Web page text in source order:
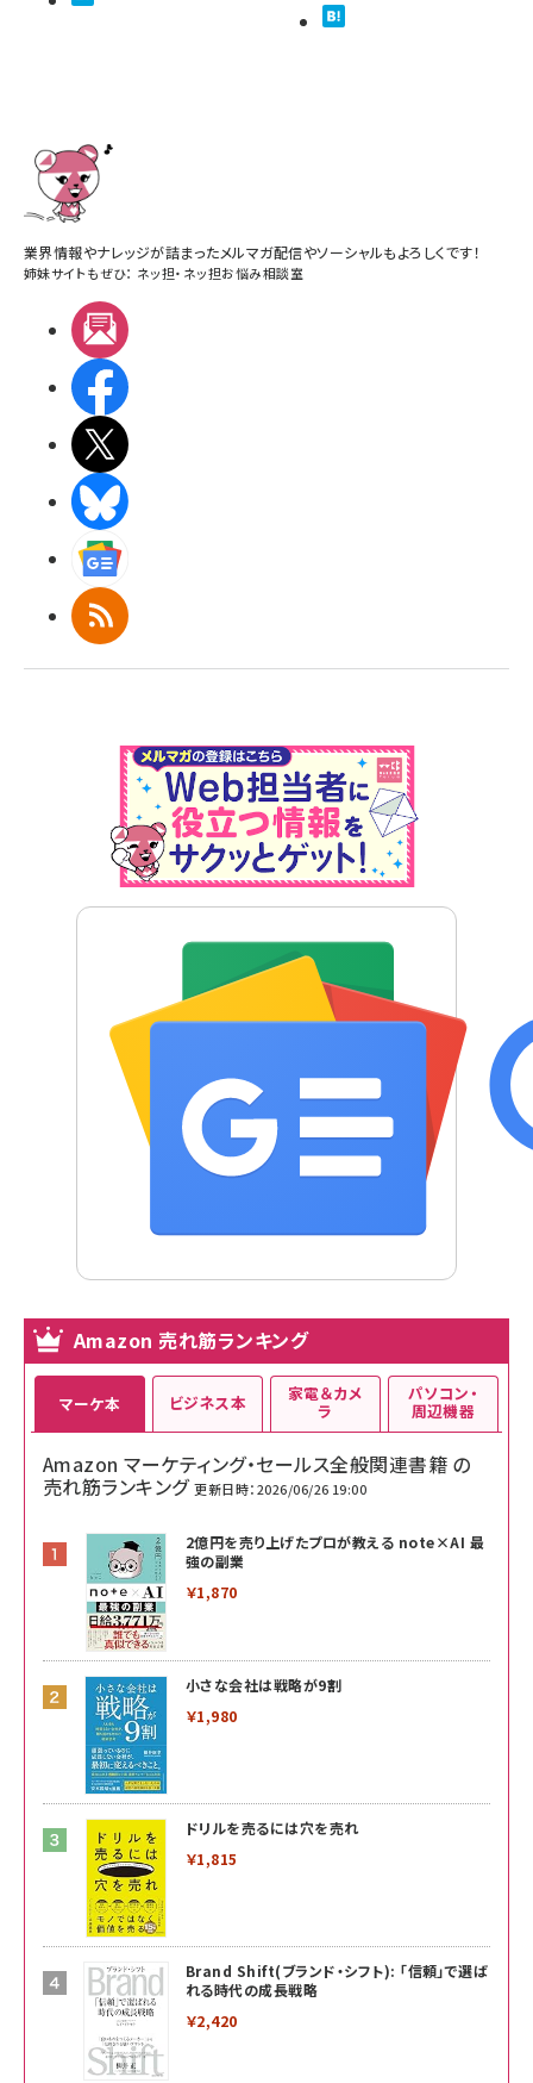
業界情報やナレッジが詰まったメルマガ配信やソーシャルもよろしくです！
姉妹サイトもぜひ： ネッ担・ ネッ担お悩み相談室
RSS
Amazon 売れ筋ランキング
マーケ本
Amazon マーケティング・セールス全般関連書籍 の
売れ筋ランキング 更新日時：2026/06/26 19:00
2億円を売り上げたプロが教える note×AI 最
強の副業
￥1,870
小さな会社は戦略が9割
￥1,980
ドリルを売るには穴を売れ
￥1,815
Brand Shift(ブランド・シフト): 「信頼」で選ば
れる時代の成長戦略
￥2,420
ビジネス本 家電＆カメ
ラ
パソコン・
周辺機器